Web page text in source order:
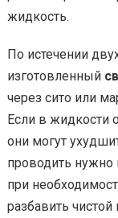
жидкость.
По истечении
изготовленный
через сито или
Если в жидкости
они могут
проводить нужно
при
разбавить